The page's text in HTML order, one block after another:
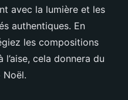
avec la lumière et les
authentiques. En
les compositions
cela donnera du
Noël.